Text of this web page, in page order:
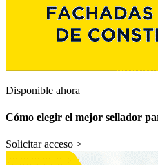
Disponible ahora
Cómo elegir el mejor sellador
Solicitar acceso >